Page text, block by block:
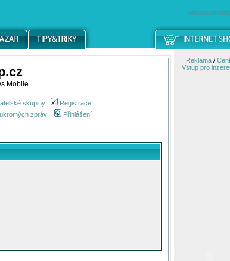
Mobile
skupiny
Registrace
zpráv Přihlášení
Reklama/
Vstup pro